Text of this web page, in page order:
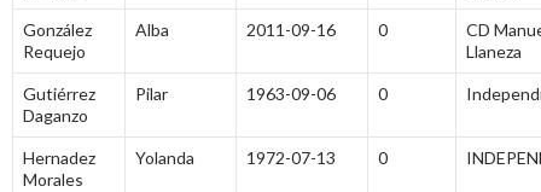
González
Requejo
Alba 2011-09-16 0
CD
Llaneza
Gutiérrez
Daganzo
Pilar 1963-09-06 0
Hernadez
Morales
Yolanda 1972-07-13 0